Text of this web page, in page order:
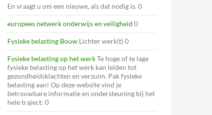
En vraagt u om een nieuwe, als dat nodig is. 0
europees netwerk onderwijs en veiligheid 0
Fysieke belasting Bouw Lichter werk(t) 0
Fysieke belasting op het werkTe hoge of te lage
fysieke belasting op het werk kan leiden tot
gezondheidsklachten en verzuim. Pak fysieke
belasting aan! Op deze website vind je
betrouwbare informatie en ondersteuning bij het
hele traject: 0